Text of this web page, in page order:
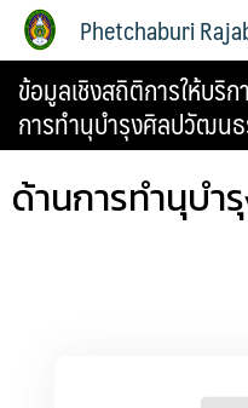
Phetchaburi
ข้อมูลเชิงสถิติการให้บริ
การทำนุบำรุงศิลปวัฒน
ด้านการทำนุบ